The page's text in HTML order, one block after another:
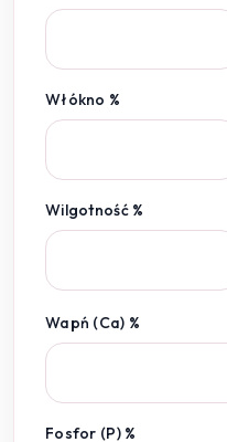
Włókno %
Wilgotność %
Wapń (Ca) %
Fosfor (P) %